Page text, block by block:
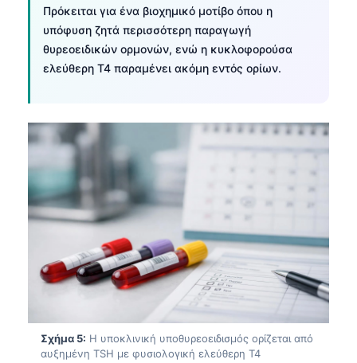
Πρόκειται για ένα βιοχημικό μοτίβο όπου η
υπόφυση ζητά περισσότερη παραγωγή
θυρεοειδικών ορμονών, ενώ η κυκλοφορούσα
ελεύθερη T4 παραμένει ακόμη εντός ορίων.
Σχήμα 5: Η υποκλινική υποθυρεοειδισμός ορίζεται από
αυξημένη TSH με φυσιολογική ελεύθερη T4
Македонски јазик
Euskara
Occitan
العربية المغربية
Afrikaans
Монгол
ພາສາລາວ
Basa Jawa
Кыргызча
Татар теле
Беларуская мова